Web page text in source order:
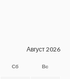
Август 2026
Сб Вс